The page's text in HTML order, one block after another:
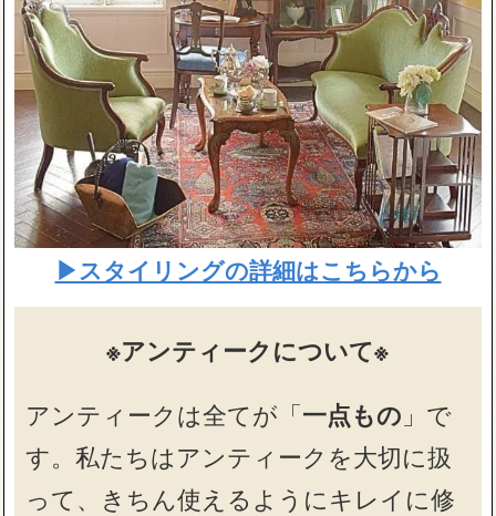
▶スタイリングの詳細はこちらから
※アンティークについて※
アンティークは全てが「 一点もの 」で
す。私たちはアンティークを大切に扱
って、きちん使えるようにキレイに修